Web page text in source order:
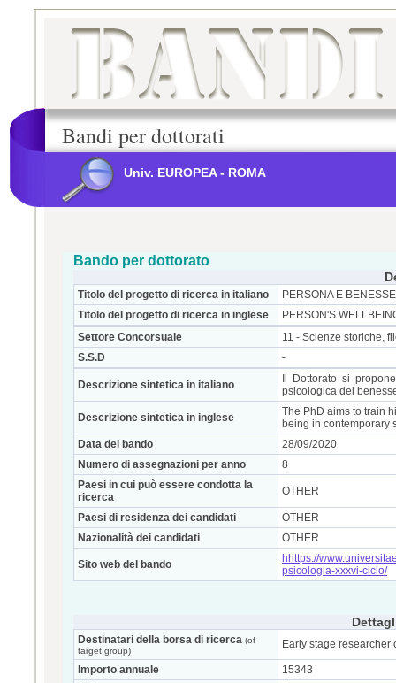
Bandi per dottorati
Univ. EUROPEA - ROMA
Bando per dottorato
Titolo del progetto di ricerca in italiano
PERSONA E
Titolo del progetto di ricerca in inglese
PERSON'S
Settore Concorsuale
11 - Scienze storiche,
S.S.D
-
Descrizione sintetica in italiano
Il Dottorato si
psicologica del
Descrizione sintetica in inglese
The PhD aims to train
being in contemporary
Data del bando
28/09/2020
Numero di assegnazioni per anno
8
Paesi in cui può essere condotta la
ricerca
OTHER
Paesi di residenza dei candidati
OTHER
Nazionalità dei candidati
OTHER
Sito web del bando
hhttps://
psicologia-xxxvi-ciclo/
Destinatari della borsa di ricerca (of
target group)
Early stage researcher
Importo annuale
15343